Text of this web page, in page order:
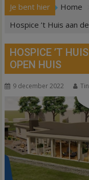
Je bent hier Home
Hospice ’t Huis aan
HOSPICE ’T
OPEN HUIS
9 december 2022